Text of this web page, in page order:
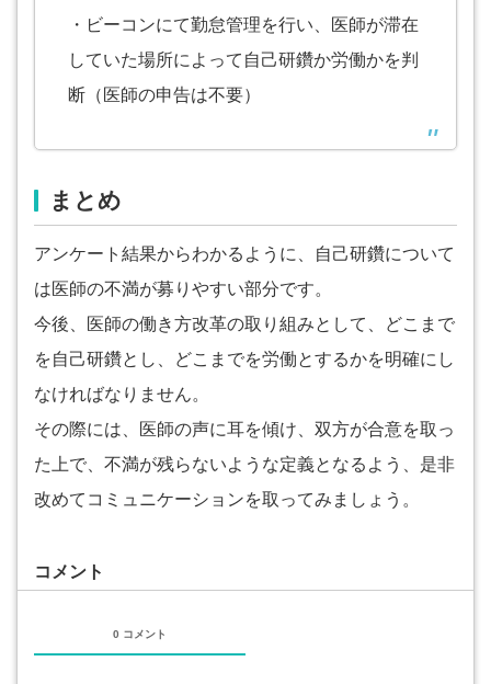
・ビーコンにて勤怠管理を行い、医師が滞在
していた場所によって自己研鑽か労働かを判
断（医師の申告は不要）
まとめ
アンケート結果からわかるように、自己研鑽について
は医師の不満が募りやすい部分です。
今後、医師の働き方改革の取り組みとして、どこまで
を自己研鑽とし、どこまでを労働とするかを明確にし
なければなりません。
その際には、医師の声に耳を傾け、双方が合意を取っ
た上で、不満が残らないような定義となるよう、是非
改めてコミュニケーションを取ってみましょう。
コメント
0 コメント